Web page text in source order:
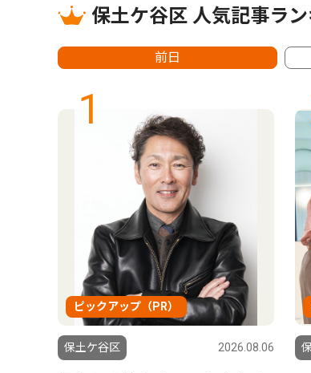
保土ケ谷区 人気記事ラ
前日
1
ピックアップ（PR）
保土ケ谷区 2026.08.06